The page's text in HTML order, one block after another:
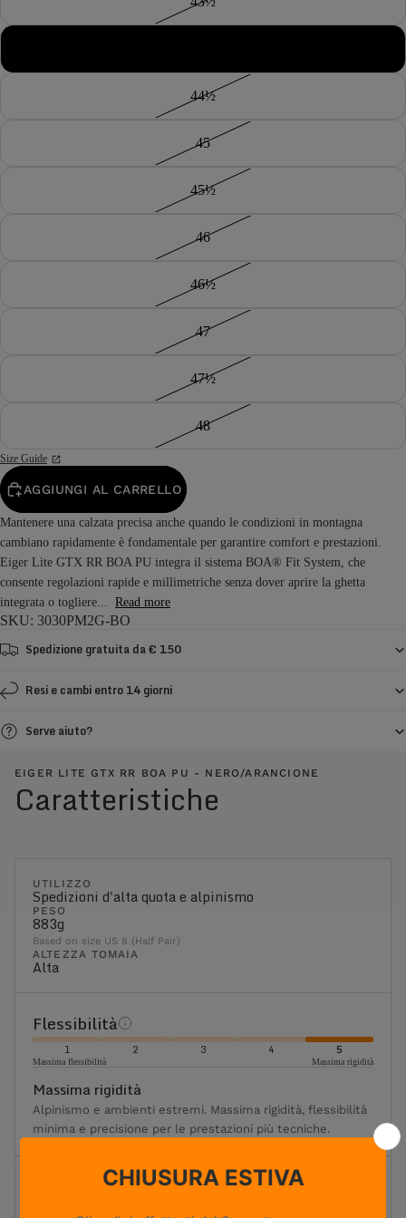
44½
45
45½
46
46½
47
47½
48
Size Guide
AGGIUNGI AL CARRELLO
Mantenere una calzata precisa anche quando le condizioni in montagna
cambiano rapidamente è fondamentale per garantire comfort e prestazioni.
Eiger Lite GTX RR BOA PU integra il sistema BOA® Fit System, che
consente regolazioni rapide e millimetriche senza dover aprire la ghetta
integrata o togliere... Read more
SKU: 3030PM2G-BO
Spedizione gratuita da € 150
Resi e cambi entro 14 giorni
Serve aiuto?
EIGER LITE GTX RR BOA PU - NERO/ARANCIONE
Caratteristiche
UTILIZZO
Spedizioni d'alta quota e alpinismo
PESO
883g
Based on size US 8 (Half Pair)
ALTEZZA TOMAIA
Alta
Flessibilità
1 2 3 4 5
Massima flessibilità Massima rigidità
Massima rigidità
Alpinismo e ambienti estremi. Massima rigidità, flessibilità
minima e precisione per le prestazioni più tecniche.
Ammortizzazione
2 3